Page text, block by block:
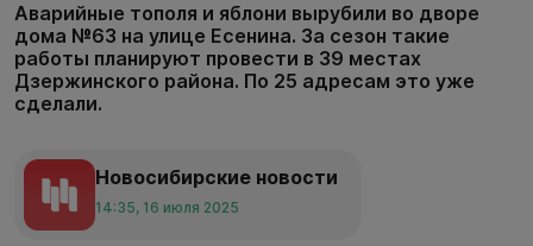
Аварийные тополя и яблони вырубили во дворе
дома №63 на улице Есенина. За сезон такие
работы планируют провести в 39 местах
Дзержинского района. По 25 адресам это уже
сделали.
Новосибирские новости
14:35, 16 июля 2025